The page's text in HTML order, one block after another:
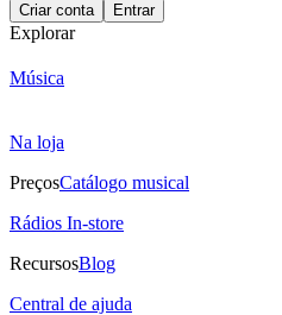
Criar conta Entrar
Explorar
Música
Na loja
PreçosCatálogo musical
Rádios In-store
RecursosBlog
Central de ajuda